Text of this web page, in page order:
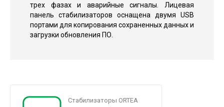
трех фазах и аварийные сигналы. Лицевая
панель стабилизаторов оснащена двумя USB
портами для копирования сохраненных данных и
загрузки обновления ПО.
Стабилизаторы ORTEA